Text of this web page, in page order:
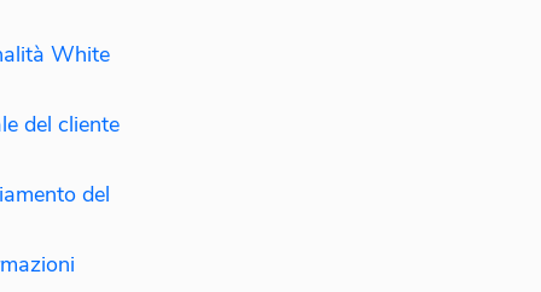
White
del cliente
del